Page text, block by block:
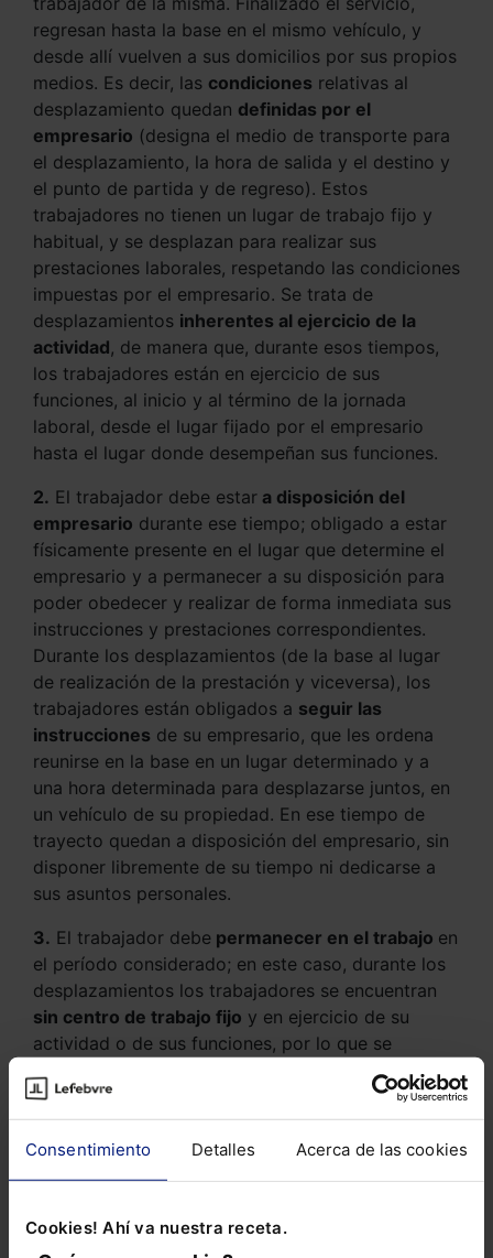
Consentimiento Detalles Acerca de las cookies
Cookies! Ahí va nuestra receta.
regresan hasta la base en el mismo vehículo, y
desde allí vuelven a sus domicilios por sus propios
medios. Es decir, las condiciones relativas al
desplazamiento quedan definidas por el
empresario (designa el medio de transporte para
el desplazamiento, la hora de salida y el destino y
el punto de partida y de regreso). Estos
trabajadores no tienen un lugar de trabajo fijo y
habitual, y se desplazan para realizar sus
prestaciones laborales, respetando las condiciones
impuestas por el empresario. Se trata de
desplazamientos inherentes al ejercicio de la
actividad, de manera que, durante esos tiempos,
los trabajadores están en ejercicio de sus
funciones, al inicio y al término de la jornada
laboral, desde el lugar fijado por el empresario
hasta el lugar donde desempeñan sus funciones.
2. El trabajador debe estar a disposición del
empresario durante ese tiempo; obligado a estar
físicamente presente en el lugar que determine el
empresario y a permanecer a su disposición para
poder obedecer y realizar de forma inmediata sus
instrucciones y prestaciones correspondientes.
Durante los desplazamientos (de la base al lugar
de realización de la prestación y viceversa), los
trabajadores están obligados a seguir las
instrucciones de su empresario, que les ordena
reunirse en la base en un lugar determinado y a
una hora determinada para desplazarse juntos, en
un vehículo de su propiedad. En ese tiempo de
trayecto quedan a disposición del empresario, sin
disponer libremente de su tiempo ni dedicarse a
sus asuntos personales.
3. El trabajador debe permanecer en el trabajo en
el período considerado; en este caso, durante los
desplazamientos los trabajadores se encuentran
sin centro de trabajo fijo y en ejercicio de su
actividad o de sus funciones, por lo que se